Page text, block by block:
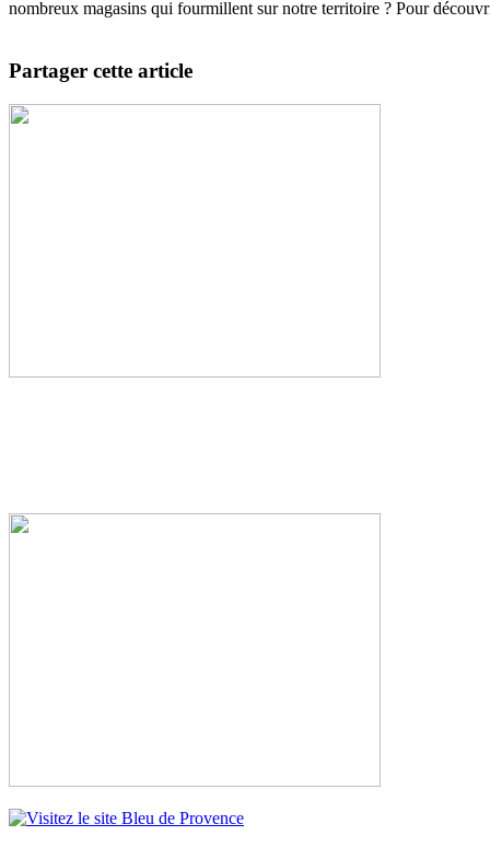
nombreux magasins qui fourmillent sur notre territoire ? Pour
Partager cette article